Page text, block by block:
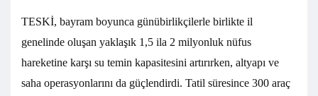
TESKİ, bayram boyunca günübirlikçilerle birlikte il
genelinde oluşan yaklaşık 1,5 ila 2 milyonluk nüfus
hareketine karşı su temin kapasitesini artırırken, altyapı ve
saha operasyonlarını da güçlendirdi. Tatil süresince 300 araç